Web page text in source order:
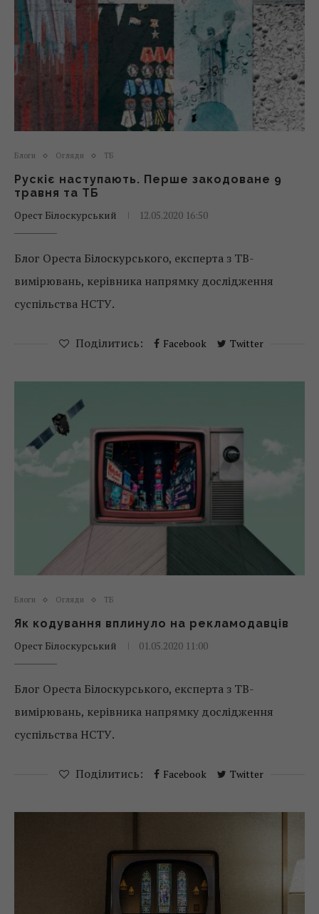
Блоги Огляди ТБ
Рускіє наступають. Перше закодоване 9
травня та ТБ
Орест Білоскурський
12.05.2020 16:50
Блог Ореста Білоскурського, експерта з ТВ-
вимірювань, керівника напрямку дослідження
суспільства НСТУ.
Поділитись: Facebook Twitter
Блоги Огляди ТБ
Як кодування вплинуло на рекламодавців
Орест Білоскурський
01.05.2020 11:00
Блог Ореста Білоскурського, експерта з ТВ-
вимірювань, керівника напрямку дослідження
суспільства НСТУ.
Поділитись: Facebook Twitter